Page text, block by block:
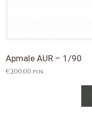
Apmale AUR – 1/90
€200,00 PVN